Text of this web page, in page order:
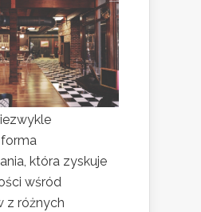
która zyskuje
wśród
z różnych